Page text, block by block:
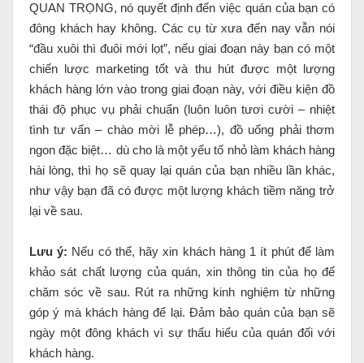
QUAN TRỌNG, nó quyết định đến việc quán của bạn có
đông khách hay không. Các cụ từ xưa đến nay vẫn nói
“đầu xuôi thì đuôi mới lọt”, nếu giai đoạn này bạn có một
chiến lược marketing tốt và thu hút được một lượng
khách hàng lớn vào trong giai đoạn này, với điều kiện đồ
thái độ phục vụ phải chuẩn (luôn luôn tươi cười – nhiệt
tình tư vấn – chào mời lễ phép…), đồ uống phải thơm
ngon đặc biệt… dù cho là một yếu tố nhỏ làm khách hàng
hài lòng, thì họ sẽ quay lại quán của bạn nhiều lần khác,
như vậy bạn đã có được một lượng khách tiềm năng trở
lại về sau.
Lưu ý: Nếu có thể, hãy xin khách hàng 1 ít phút để làm
khảo sát chất lượng của quán, xin thông tin của họ để
chăm sóc về sau. Rút ra những kinh nghiệm từ những
góp ý mà khách hàng để lại. Đảm bảo quán của bạn sẽ
ngày một đông khách vì sự thấu hiểu của quán đối với
khách hàng.